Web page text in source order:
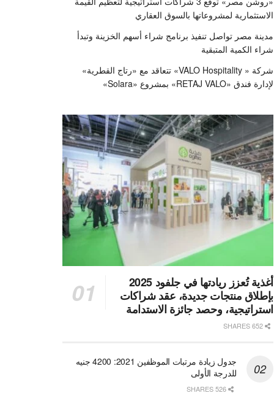
الاستثمارية لمشروعاتها بالسوق العقاري
مدينة مصر تواصل تنفيذ برنامج شراء أسهم الخزينة وتبدأ
شراء الكمية المتبقية
شركة « VALO Hospitality» تتعاقد مع «رتاج القطرية»
لإدارة فندق «RETAJ VALO» بمشروع «Solara»
أغذية تُعزز ريادتها في جلفود 2025
بإطلاق منتجات جديدة، عقد شراكات
استراتيجية، وحصد جائزة الاستدامة
جدول زيادة مرتبات الموظفين 2021: 4200 جنيه
للدرجة الأولى